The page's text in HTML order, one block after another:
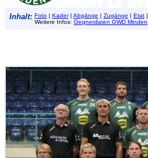
Inhalt: Foto | Kader| Abgänge | Zugänge | Etat |
Weitere Infos: Gegnerdaten GWD Minden